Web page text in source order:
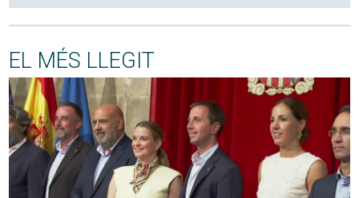
EL MÉS LLEGIT